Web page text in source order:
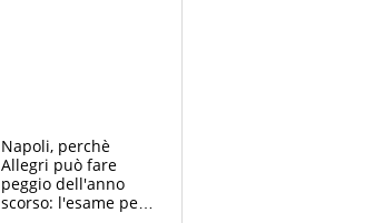
Napoli, perchè
Allegri può fare
peggio dell'anno
scorso: l'esame per